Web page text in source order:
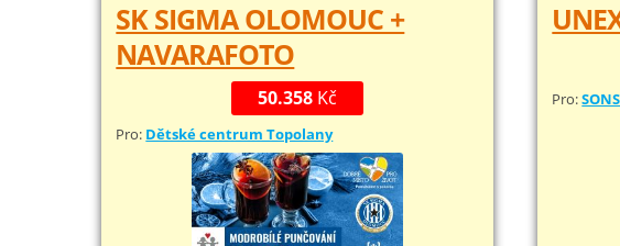
SK SIGMA OLOMOUC +
NAVARAFOTO
50.358 Kč
Pro: Dětské centrum Topolany
Pro:SONS